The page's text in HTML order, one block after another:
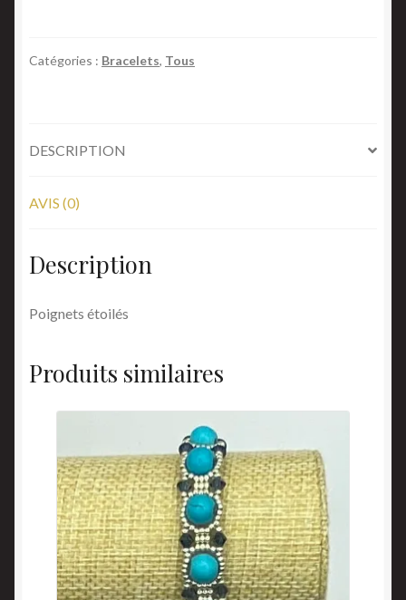
Catégories : Bracelets, Tous
DESCRIPTION
AVIS (0)
Description
Poignets étoilés
Produits similaires